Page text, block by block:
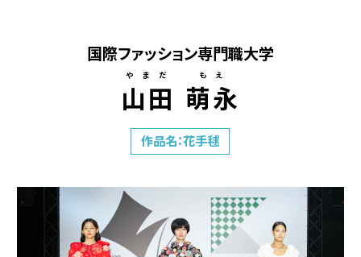
国際ファッション専門職大学
山田 萌永
やまだ もえ
作品名：花手毬